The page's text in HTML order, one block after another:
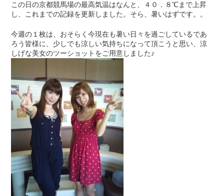
この日の京都競馬場の最高気温はなんと、４０．８℃まで上昇
し、これまでの記録を更新しました。そら、暑いはずです。。
今週の１枚は、おそらく今現在も暑い日々を過ごしているであ
ろう皆様に、少しでも涼しい気持ちになって頂こうと思い、涼
しげな美女のツーショットをご用意しました♪